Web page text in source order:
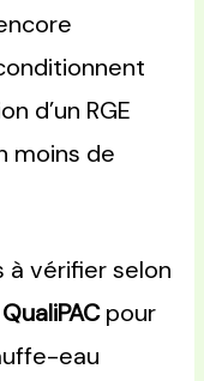
d’un RGE
moins de
à vérifier selon
QualiPACpour
eau